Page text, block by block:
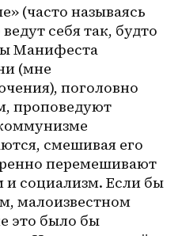
(часто называясь
себя так, будто
Манифеста
(мне
поголовно
проповедуют
смешивая его
перемешивают
социализм. Если бы
малоизвестном
это было бы